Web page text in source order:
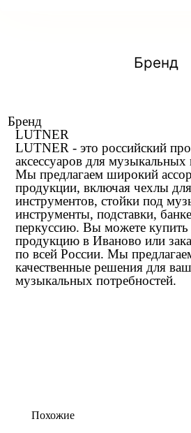
Бренд
Бренд
LUTNER
LUTNER - это российский
аксессуаров для музыкальных
Мы предлагаем широкий
продукции, включая чехлы
инструментов, стойки под
инструменты, подставки,
перкуссию. Вы можете
продукцию в Иваново или
по всей России. Мы
качественные решения для
музыкальных потребностей.
Похожие